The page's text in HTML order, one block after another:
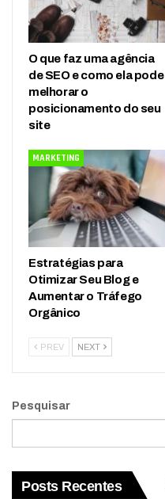
O que faz uma agência
de SEO e como ela pode
melhorar o
posicionamento do seu
site
MARKETING
Estratégias para
Otimizar Seu Blog e
Aumentar o Tráfego
Orgânico
PREV NEXT
Pesquisar
Posts Recentes